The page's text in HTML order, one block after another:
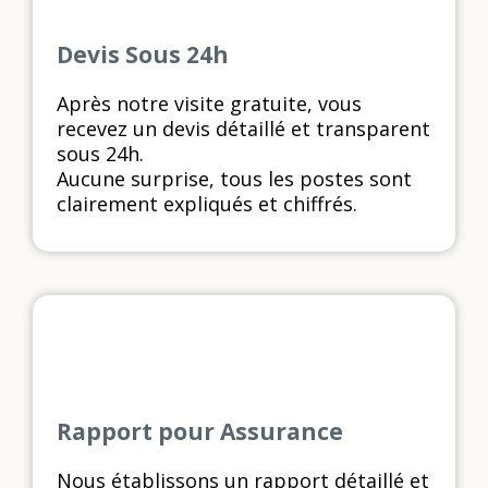
Devis Sous 24h
Après notre visite gratuite, vous
recevez un devis détaillé et transparent
sous 24h.
Aucune surprise, tous les postes sont
clairement expliqués et chiffrés.
Rapport pour Assurance
Nous établissons un rapport détaillé et